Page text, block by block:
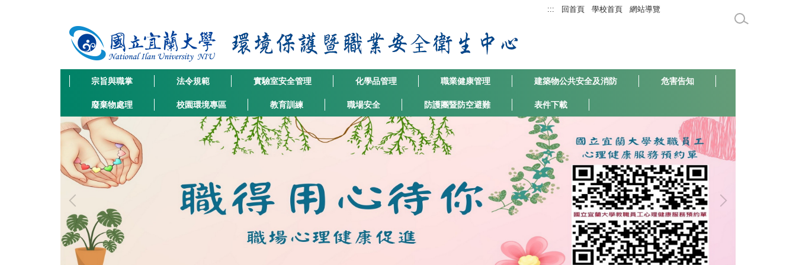
::: 回首頁 學校首頁 網站導覽
宗旨與職掌 法令規範 實驗室安全管理 化學品管理 職業健康管理 建築物公共安全及消防 危害告知
廢棄物處理 校園環境專區 教育訓練 職場安全 防護團暨防空避難 表件下載